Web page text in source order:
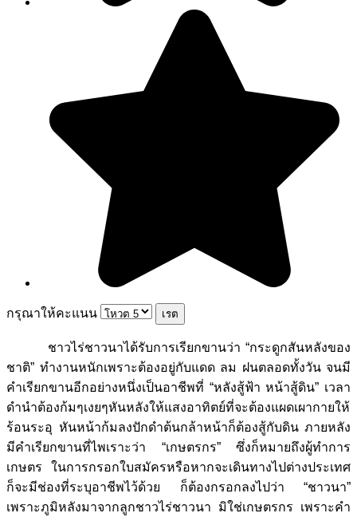
กรุณาให้คะแนน
ชาวไร่ชาวนาได้รับการเรียกขานว่า “กระดูกสันหลังของ
ชาติ” ทำงานหนักเพราะต้องอยู่กับแดด ลม ฝนตลอดทั้งวัน จนมี
คำเรียกขานอีกอย่างหนึ่งเป็นอาชีพที่ “หลังสู้ฟ้า หน้าสู้ดิน” เวลา
ดำนำต้องก้มๆเงยๆหันหลังให้แสงอาทิตย์ที่จะต้องแผดเผากายให้
ร้อนระอุ หันหน้าก้มลงปักดำต้นกล้าหน้าก็ต้องสู้กับดิน ภายหลัง
มีคำเรียกขานที่ไพเราะว่า “เกษตรกร” ซึ่งก็หมายถึงผู้ทำการ
เกษตร ในการกรอกใบสมัครหรือหากจะเดินทางไปต่างประเทศ
ก็จะมีช่องที่ระบุอาชีพไว้ด้วย ก็ต้องกรอกลงไปว่า “ชาวนา”
เพราะภูมิหลังมาจากลูกชาวไร่ชาวนา มิใช่เกษตรกร เพราะคำ